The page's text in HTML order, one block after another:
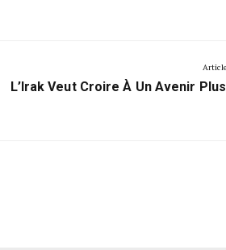
Next
L’Irak Veut Croire À Un Avenir